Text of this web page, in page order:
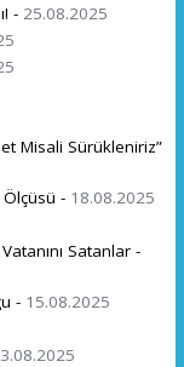
- 25.08.2025
Misali Sürükleniriz”
- 18.08.2025
Satanlar -
- 15.08.2025